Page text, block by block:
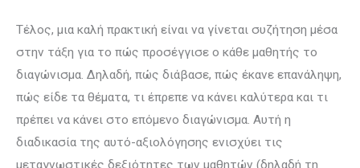
Τέλος, μια καλή πρακτική είναι να γίνεται συζήτηση μέσα
στην τάξη για το πώς προσέγγισε ο κάθε μαθητής το
διαγώνισμα. Δηλαδή, πώς διάβασε, πώς έκανε επανάληψη,
πώς είδε τα θέματα, τι έπρεπε να κάνει καλύτερα και τι
πρέπει να κάνει στο επόμενο διαγώνισμα. Αυτή η
διαδικασία της αυτό-αξιολόγησης ενισχύει τις
μεταγνωστικές δεξιότητες των μαθητών (δηλαδή τη